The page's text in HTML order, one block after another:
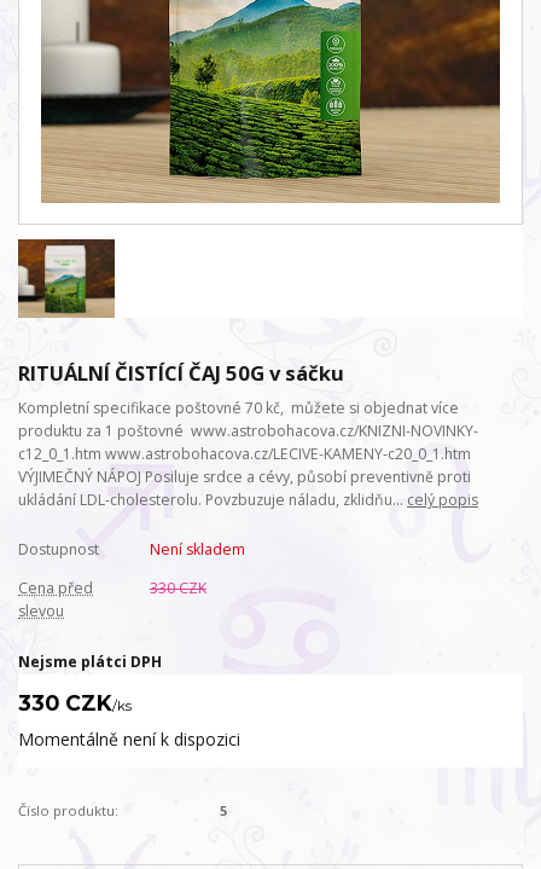
RITUÁLNÍ ČISTÍCÍ ČAJ 50G v sáčku
Kompletní specifikace poštovné 70 kč, můžete si objednat více
produktu za 1 poštovné www.astrobohacova.cz/KNIZNI-NOVINKY-
c12_0_1.htm www.astrobohacova.cz/LECIVE-KAMENY-c20_0_1.htm
VÝJIMEČNÝ NÁPOJ Posiluje srdce a cévy, působí preventivně proti
ukládání LDL-cholesterolu. Povzbuzuje náladu, zklidňu... celý popis
Dostupnost
Není skladem
Cena před
slevou
330 CZK
Nejsme plátci DPH
330 CZK/ks
Momentálně není k dispozici
Číslo produktu: 5